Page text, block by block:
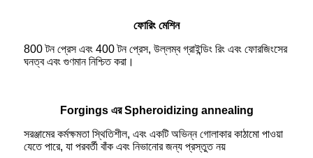
ফোরিং মেশিন
800 টন প্রেস এবং 400 টন প্রেস, উল্লম্ব গ্রাইন্ডিং রিং এবং ফোরজিংসের
ঘনত্ব এবং গুণমান নিশ্চিত করা।
Forgings এর Spheroidizing annealing
সরঞ্জামের কর্মক্ষমতা স্থিতিশীল, এবং একটি অভিন্ন গোলাকার কাঠামো পাওয়া
যেতে পারে, যা পরবর্তী বাঁক এবং নিভানোর জন্য প্রস্তুত নয়